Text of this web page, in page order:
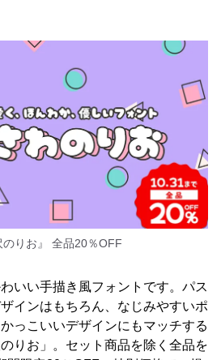
のりお』 全品20％OFF
いい手描き風フォントです。パス
インはもちろん、なじみやすいポ
っこいいデザインにもマッチする
りお」。セット商品を除く全品を